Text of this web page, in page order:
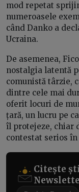
mod repetat
numeroasele
când Danko a
Ucraina.
De asemenea,
nostalgia latentă
comunistă târzie,
dintre cele mai
oferit locuri de
țară, un lucru pe
îl protejeze, chiar
contestat serios
Citește